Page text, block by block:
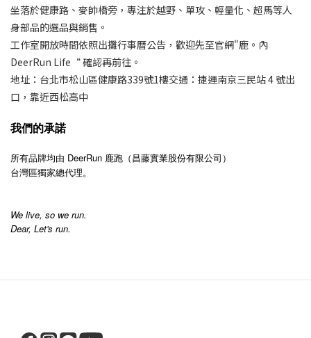
坐落於健康路、麥帥橋旁，專注於越野、單攻、輕量化、超馬等人
身部品的選品與銷售。
工作室開放時間依照出攤行事曆公告，歡迎先至官網"鹿。內
DeerRun Life“ 確認再前往。
地址：台北市松山區健康路339號1樓交通：捷運南京三民站 4 號出
口，靠近西松高中
我們的承諾
所有品牌均由 DeerRun 鹿跑（昌藤實業股份有限公司）
台灣區獨家總代理。
We live, so we run.
Dear, Let's run.